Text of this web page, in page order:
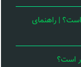
| راهنمای
است؟